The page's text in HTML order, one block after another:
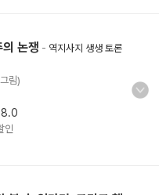
논쟁 - 역지사지 생생 토론
림)
8.0
인